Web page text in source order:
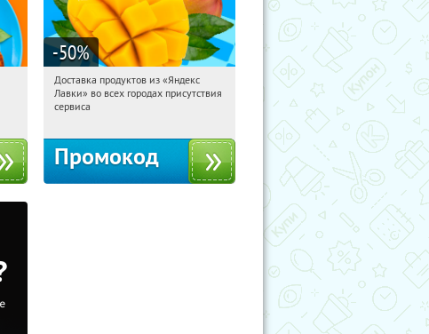
-50%
21:36:10 Получили:
Россия
Доставка продуктов из «Яндекс
Лавки» во всех городах присутствия
сервиса
Промокод